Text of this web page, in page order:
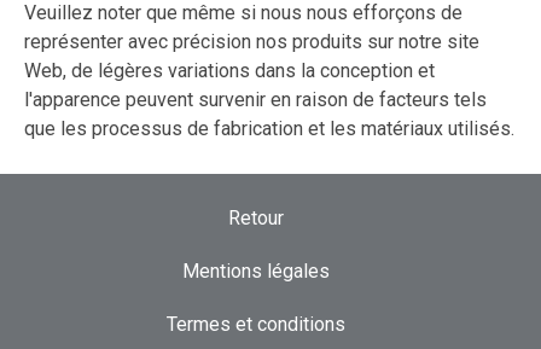
Veuillez noter que même si nous nous efforçons de
représenter avec précision nos produits sur notre site
Web, de légères variations dans la conception et
l'apparence peuvent survenir en raison de facteurs tels
que les processus de fabrication et les matériaux utilisés.
Retour
Mentions légales
Termes et conditions